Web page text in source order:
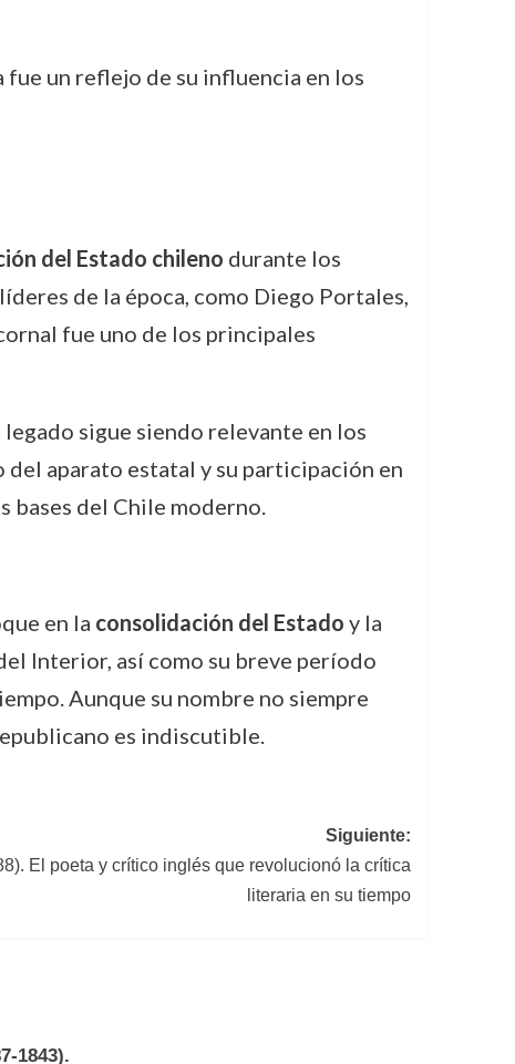
un reflejo de su influencia en los
del Estado chileno durante los
de la época, como Diego Portales,
fue uno de los principales
sigue siendo relevante en los
aparato estatal y su participación en
bases del Chile moderno.
en la consolidación del Estado y la
Interior, así como su breve período
Aunque su nombre no siempre
es indiscutible.
Siguiente:
El poeta y crítico inglés que revolucionó la crítica
literaria en su tiempo
1843).